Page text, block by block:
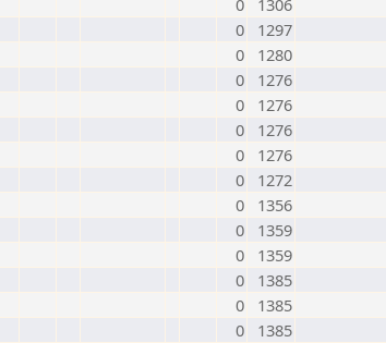
0
1306
0
1297
0
1280
0
1276
0
1276
0
1276
0
1276
0
1272
0
1356
0
1359
0
1359
0
1385
0
1385
0
1385